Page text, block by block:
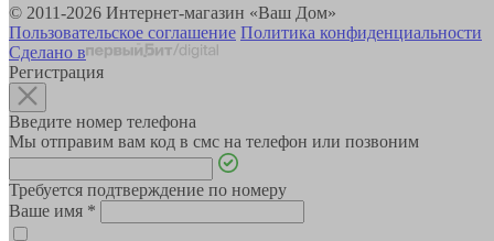
© 2011-2026 Интернет-магазин «Ваш Дом»
Пользовательское соглашение Политика конфиденциальности
Сделано в
Регистрация
Введите номер телефона
Мы отправим вам код в смс на телефон или позвоним
Требуется подтверждение по номеру
Ваше имя *